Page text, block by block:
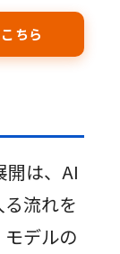
ちら
開は、AI
流れを
デルの